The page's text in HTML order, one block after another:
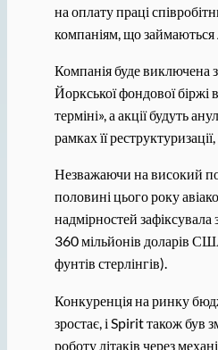
на оплату праці
компаніям, що займаються
Компанія буде виключена
Йоркської фондової
терміні», а акції будуть
рамках її
Незважаючи на високий
половині цього року
надмірностей
360 мільйонів доларів
фунтів стерлінгів).
Конкуренція на ринку
зростає, і Spirit також
роботу літаків через